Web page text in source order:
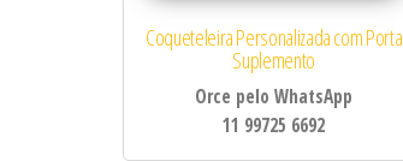
Coqueteleira Personalizada com Porta
Suplemento
Orce pelo WhatsApp
11 99725 6692